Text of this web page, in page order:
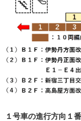
１号車の進行方向１